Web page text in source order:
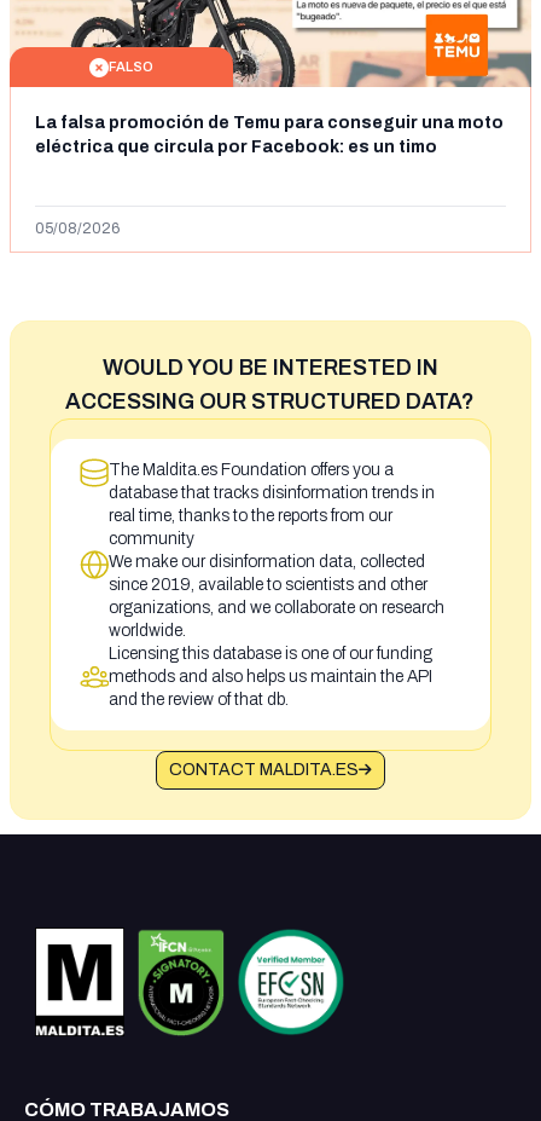
FALSO
La falsa promoción de Temu para conseguir una moto
eléctrica que circula por Facebook: es un timo
05/08/2026
WOULD YOU BE INTERESTED IN
ACCESSING OUR STRUCTURED DATA?
The Maldita.es Foundation offers you a
database that tracks disinformation trends in
real time, thanks to the reports from our
community
We make our disinformation data, collected
since 2019, available to scientists and other
organizations, and we collaborate on research
worldwide.
Licensing this database is one of our funding
methods and also helps us maintain the API
and the review of that db.
CONTACT MALDITA.ES
CÓMO TRABAJAMOS